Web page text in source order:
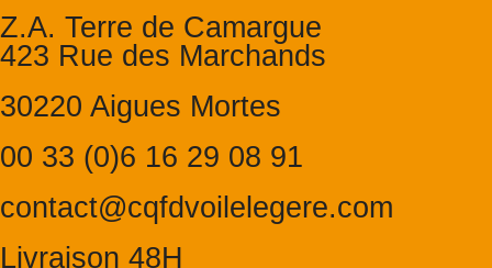
Z.A. Terre de Camargue
423 Rue des Marchands
30220 Aigues Mortes
00 33 (0)6 16 29 08 91
contact@cqfdvoilelegere.com
Livraison 48H